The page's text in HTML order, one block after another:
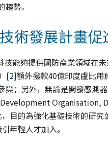
勢。
術發展計畫
能夠提供國防產業領域在
[2]額外撥款40億印度盧比用
與；另外，無論是開發感測
Organisation,
目的為強化基礎技術的研
年輕人才加入。